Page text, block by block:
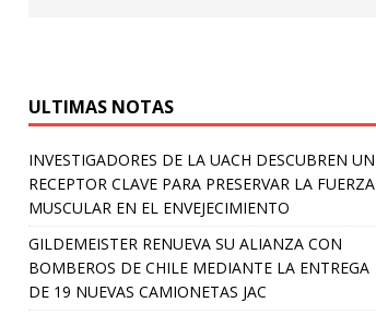
ULTIMAS NOTAS
INVESTIGADORES DE LA UACH DESCUBREN UN
RECEPTOR CLAVE PARA PRESERVAR LA FUERZA
MUSCULAR EN EL ENVEJECIMIENTO
GILDEMEISTER RENUEVA SU ALIANZA CON
BOMBEROS DE CHILE MEDIANTE LA ENTREGA
DE 19 NUEVAS CAMIONETAS JAC